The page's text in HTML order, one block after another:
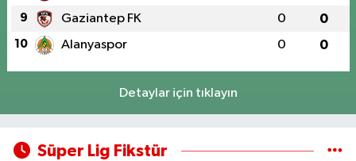
9 Gaziantep FK 0 0
10 Alanyaspor 0 0
Detaylar için tıklayın
Süper Lig Fikstür